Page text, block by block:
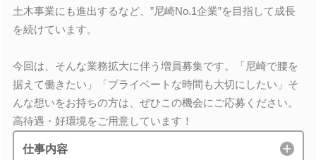
土木事業にも進出するなど、”尼崎No.1企業”を目指して成長
を続けています。
今回は、そんな業務拡大に伴う増員募集です。「尼崎で腰を
据えて働きたい」「プライベートな時間も大切にしたい」そ
んな想いをお持ちの方は、ぜひこの機会にご応募ください。
高待遇・好環境をご用意しています！
仕事内容